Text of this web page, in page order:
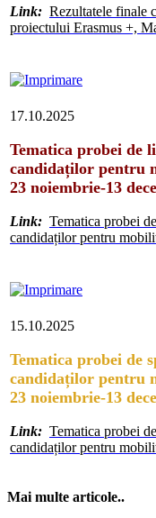
Link: Rezultatele finale
proiectului Erasmus +,
17.10.2025
Tematica probei de
candidaților pentru
23 noiembrie-13
Link: Tematica probei
candidaților pentru
15.10.2025
Tematica probei de
candidaților pentru
23 noiembrie-13
Link: Tematica probei
candidaților pentru
Mai multe articole..